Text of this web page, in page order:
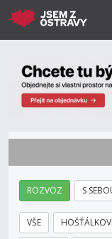
ROZVOZ S
VŠE